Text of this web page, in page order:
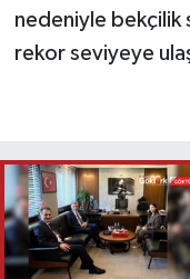
nedeniyle bekçilik
rekor seviyeye